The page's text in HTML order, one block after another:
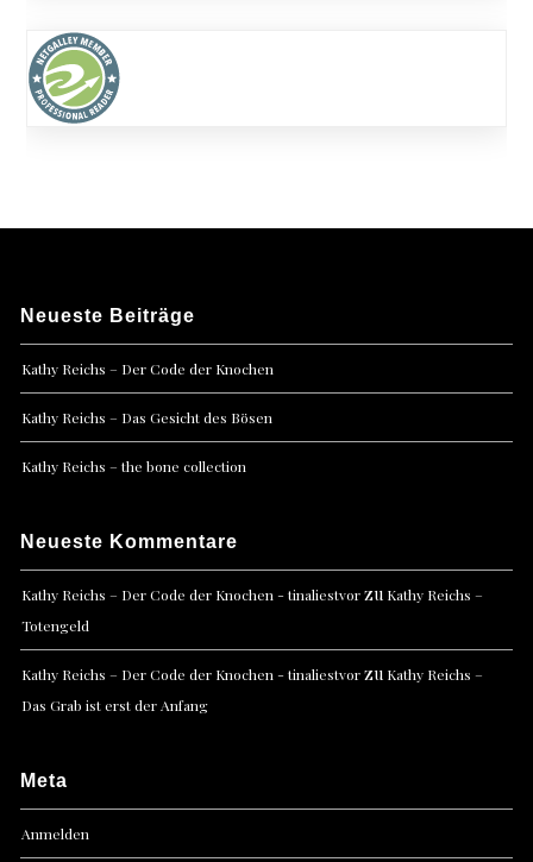
Neueste Beiträge
Kathy Reichs – Der Code der Knochen
Kathy Reichs – Das Gesicht des Bösen
Kathy Reichs – the bone collection
Neueste Kommentare
Kathy Reichs – Der Code der Knochen - tinaliestvorzu Kathy Reichs –
Totengeld
Kathy Reichs – Der Code der Knochen - tinaliestvorzu Kathy Reichs –
Das Grab ist erst der Anfang
Meta
Anmelden